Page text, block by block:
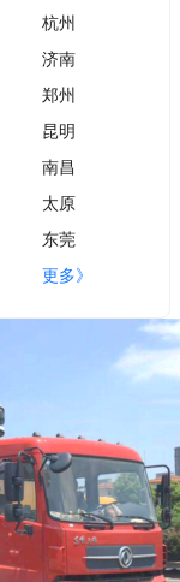
杭州
济南
郑州
昆明
南昌
太原
东莞
更多》